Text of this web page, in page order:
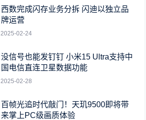
西数完成闪存业务分拆 闪迪以独立品
牌运营
2025-02-24
没信号也能发钉钉 小米15 Ultra支持中
国电信直连卫星数据功能
2025-02-28
百帧光追时代敲门！天玑9500即将带
来掌上PC级画质体验